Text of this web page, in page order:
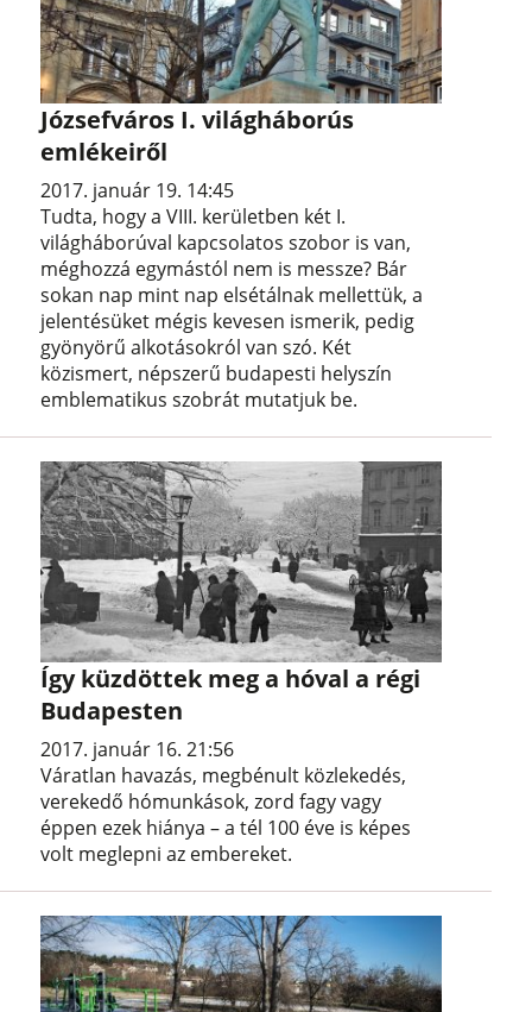
Józsefváros I. világháborús
emlékeiről
2017. január 19. 14:45
​Tudta, hogy a VIII. kerületben két I.
világháborúval kapcsolatos szobor is van,
méghozzá egymástól nem is messze? Bár
sokan nap mint nap elsétálnak mellettük, a
jelentésüket mégis kevesen ismerik, pedig
gyönyörű alkotásokról van szó. Két
közismert, népszerű budapesti helyszín
emblematikus szobrát mutatjuk be.
Így küzdöttek meg a hóval a régi
Budapesten
2017. január 16. 21:56
Váratlan havazás, megbénult közlekedés,
verekedő hómunkások, zord fagy vagy
éppen ezek hiánya – a tél 100 éve is képes
volt meglepni az embereket.